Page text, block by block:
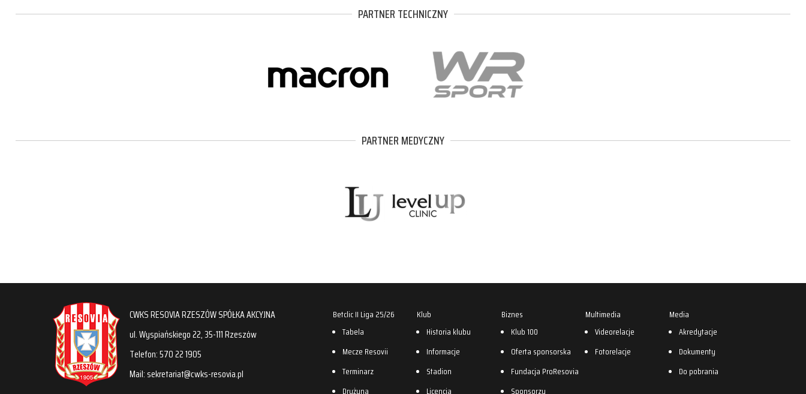
PARTNER TECHNICZNY
PARTNER MEDYCZNY
CWKS RESOVIA RZESZÓW SPÓŁKA AKCYJNA
ul. Wyspiańskiego 22, 35-111 Rzeszów
Telefon: 570 22 1905
Mail: sekretariat@cwks-resovia.pl
Betclic II Liga 25/26
Tabela
Mecze Resovii
Terminarz
Drużyna
Klub
Historia klubu
Informacje
Stadion
Licencja
Biznes
Klub 100
Oferta sponsorska
Fundacja ProResovia
Sponsorzy
Multimedia
Videorelacje
Fotorelacje
Media
Akredytacje
Dokumenty
Do pobrania